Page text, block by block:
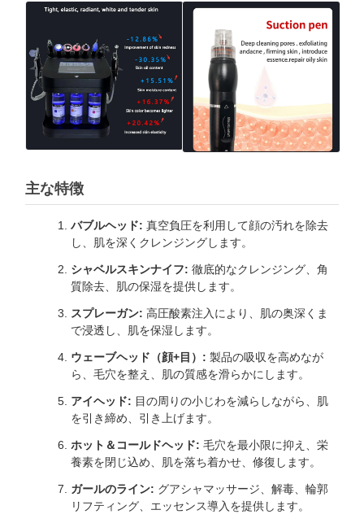
主な特徴
バブルヘッド: 真空負圧を利用して顔の汚れを除去
し、肌を深くクレンジングします。
シャベルスキンナイフ: 徹底的なクレンジング、角
質除去、肌の保湿を提供します。
スプレーガン: 高圧酸素注入により、肌の奥深くま
で浸透し、肌を保湿します。
ウェーブヘッド（顔+目）: 製品の吸収を高めなが
ら、毛穴を整え、肌の質感を滑らかにします。
アイヘッド: 目の周りの小じわを減らしながら、肌
を引き締め、引き上げます。
ホット＆コールドヘッド: 毛穴を最小限に抑え、栄
養素を閉じ込め、肌を落ち着かせ、修復します。
ガールのライン: グアシャマッサージ、解毒、輪郭
リフティング、エッセンス導入を提供します。